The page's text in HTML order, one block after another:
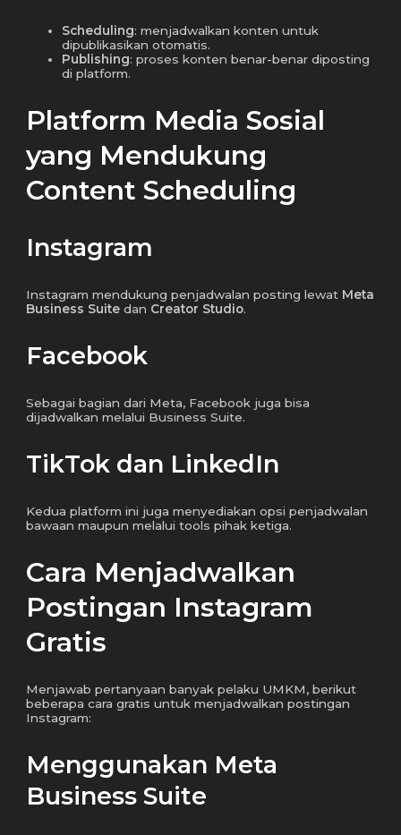
Scheduling: menjadwalkan konten untuk
dipublikasikan otomatis.
Publishing: proses konten benar-benar diposting
di platform.
Platform Media Sosial
yang Mendukung
Content Scheduling
Instagram
Instagram mendukung penjadwalan posting lewat Meta
Business Suite dan Creator Studio.
Facebook
Sebagai bagian dari Meta, Facebook juga bisa
dijadwalkan melalui Business Suite.
TikTok dan LinkedIn
Kedua platform ini juga menyediakan opsi penjadwalan
bawaan maupun melalui tools pihak ketiga.
Cara Menjadwalkan
Postingan Instagram
Gratis
Menjawab pertanyaan banyak pelaku UMKM, berikut
beberapa cara gratis untuk menjadwalkan postingan
Instagram:
Menggunakan Meta
Business Suite